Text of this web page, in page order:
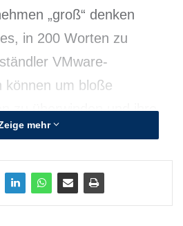
„groß“ denken
in 200 Worten zu
VMware-
können um bloße
zu überwinden und ihre
zu heben. Der
kann um IT zu
Hilfe von IT as a Service
mehr